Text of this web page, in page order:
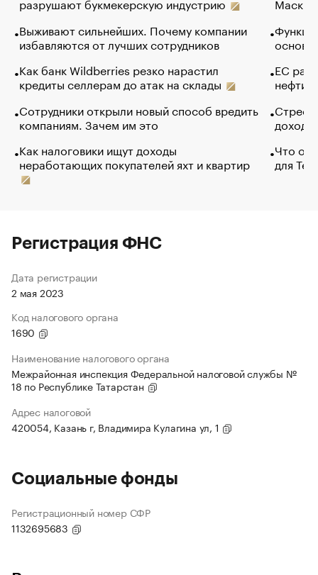
Выживают сильнейших. Почему компании
избавляются от лучших сотрудников
Как банк Wildberries резко нарастил
кредиты селлерам до атак на склады
Сотрудники открыли новый способ вредить
компаниям. Зачем им это
Как налоговики ищут доходы
неработающих покупателей яхт и квартир
основ
ЕС
нефти
Что
для
Регистрация ФНС
Дата регистрации
2 мая 2023
Код налогового органа
1690
Наименование налогового органа
Межрайонная инспекция Федеральной налоговой службы №
18 по Республике Татарстан
Адрес налоговой
420054, Казань г, Владимира Кулагина ул, 1
Социальные фонды
Регистрационный номер СФР
1132695683